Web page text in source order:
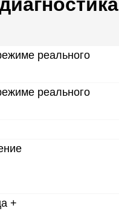
реального
реального
+